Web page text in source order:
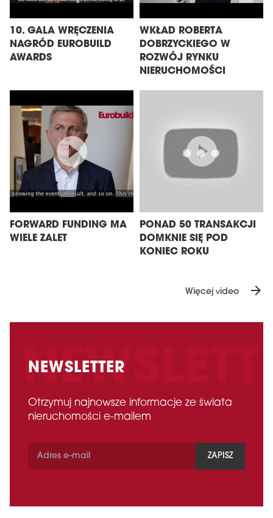
10. GALA WRĘCZENIA
NAGRÓD EUROBUILD
AWARDS
WKŁAD ROBERTA
DOBRZYCKIEGO W
ROZWÓJ RYNKU
NIERUCHOMOŚCI
FORWARD FUNDING MA
WIELE ZALET
PONAD 50 TRANSAKCJI
DOMKNIE SIĘ POD
KONIEC ROKU
Więcej video arrow_forward
NEWSLETTER
Otrzymuj najnowsze informacje ze świata
nieruchomości e-mailem
ZAPISZ